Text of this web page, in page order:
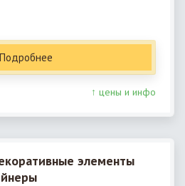
Подробнее
↑ цены и инфо
элементы